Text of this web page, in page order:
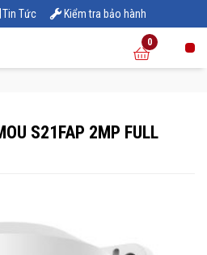
Tin Tức Kiểm tra bảo hành
0
S21FAP 2MP FULL